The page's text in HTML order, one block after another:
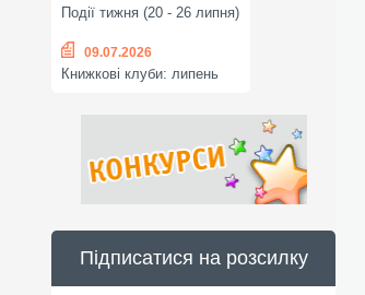
Події тижня (20 - 26 липня)
09.07.2026
Книжкові клуби: липень
Підписатися на розсилку